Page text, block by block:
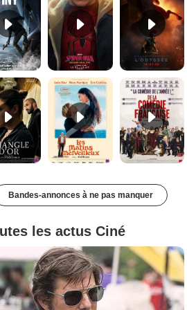
Le Triangle d'or Bande-annonce VF De la Comédie-Française Teaser VF
Bandes-annonces à ne pas manquer
les actus Ciné